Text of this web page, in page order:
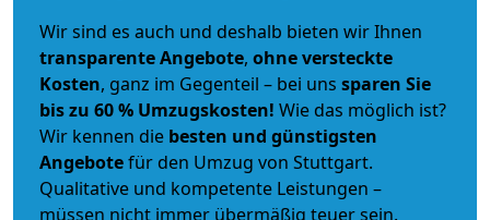
Wir sind es auch und deshalb bieten wir Ihnen
transparente Angebote, ohne versteckte
Kosten, ganz im Gegenteil – bei uns sparen Sie
bis zu 60 % Umzugskosten! Wie das möglich ist?
Wir kennen die besten und günstigsten
Angebotefür den Umzug von Stuttgart.
Qualitative und kompetente Leistungen –
müssen nicht immer übermäßig teuer sein.